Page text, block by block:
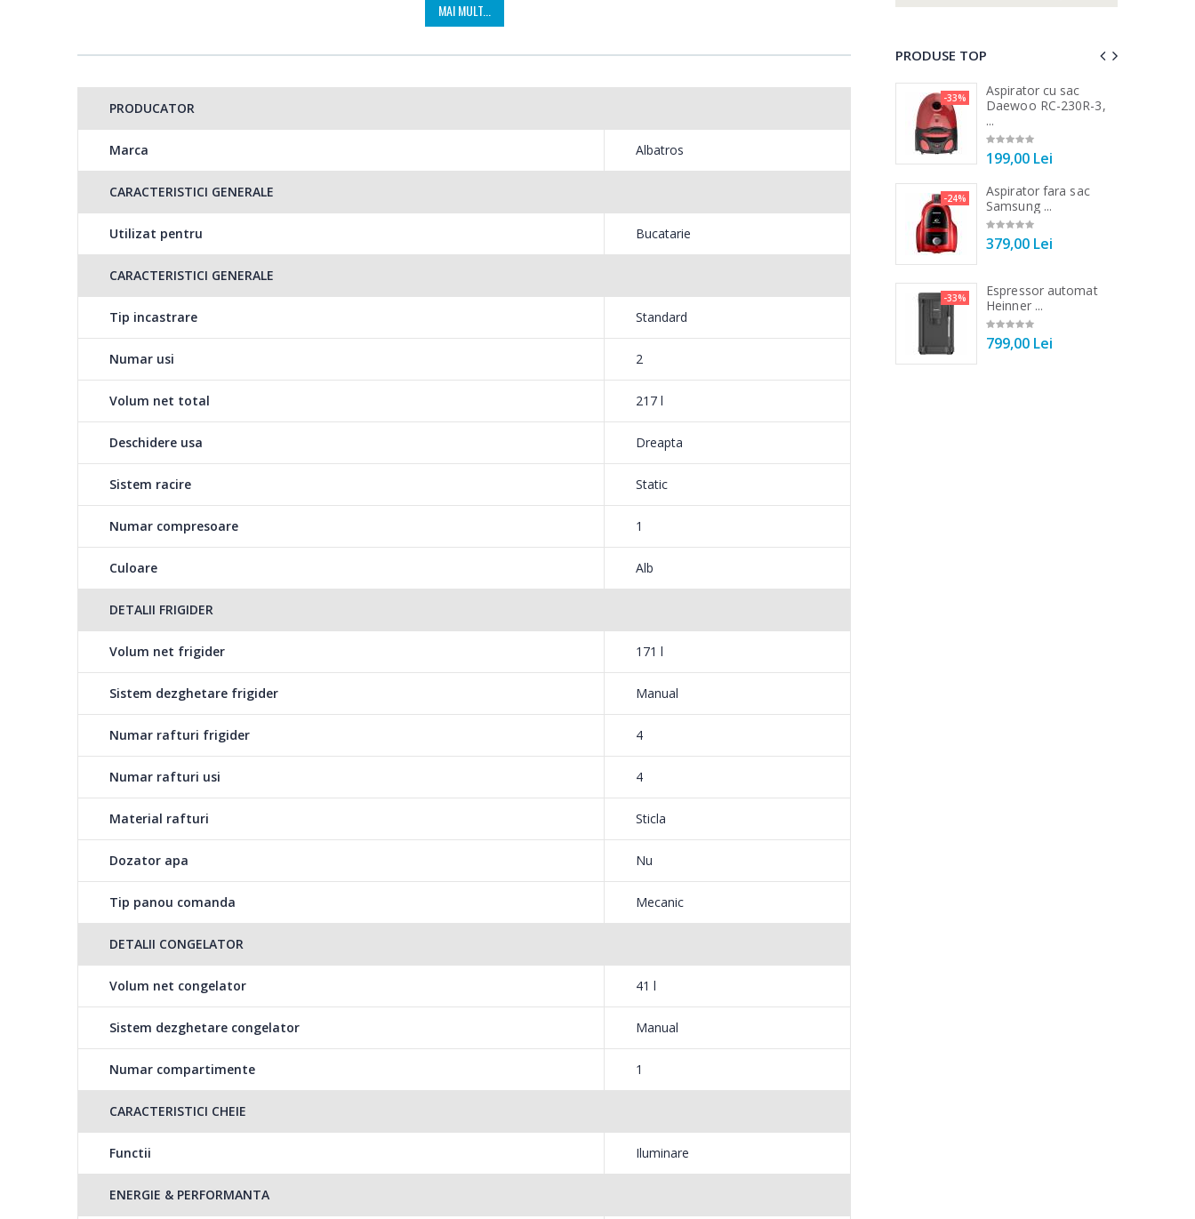
MAI MULT...
PRODUCATOR
Marca Albatros
CARACTERISTICI GENERALE
Utilizat pentru Bucatarie
CARACTERISTICI GENERALE
Tip incastrare Standard
Numar usi 2
Volum net total 217 l
Deschidere usa Dreapta
Sistem racire Static
Numar compresoare 1
Culoare Alb
DETALII FRIGIDER
Volum net frigider 171 l
Sistem dezghetare frigider Manual
Numar rafturi frigider 4
Numar rafturi usi 4
Material rafturi Sticla
Dozator apa Nu
Tip panou comanda Mecanic
DETALII CONGELATOR
Volum net congelator 41 l
Sistem dezghetare congelator Manual
Numar compartimente 1
CARACTERISTICI CHEIE
Functii Iluminare
ENERGIE & PERFORMANTA
PRODUSE TOP
Fierbator electric cu
-33%
199,00 Lei
Mixer vertical Heinner
-14%
299,00 Lei
-33%
Aspirator cu sac
Daewoo RC-230R-3,
...
199,00 Lei
-24%
Aspirator fara sac
Samsung ...
379,00 Lei
-33%
Espressor automat
Heinner ...
799,00 Lei